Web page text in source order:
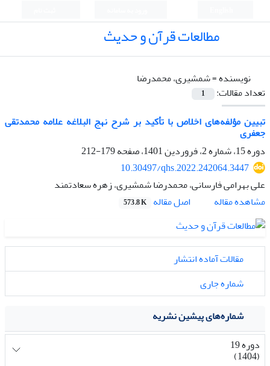
مطالعات قرآن و حدیث
نویسنده =شمشیری، محمدرضا
تعداد مقالات:
1
تبیین مؤلفه‌های اخلاص با تأکید بر شرح نهج‌ البلاغه علامه محمدتقی
جعفری
دوره 15، شماره 2، فروردین 1401، صفحه
179-212
10.30497/qhs.2022.242064.3447
علی بهرامی فارسانی، محمدرضا شمشیری، زهره سعادتمند
مشاهده مقاله
اصل مقاله 573.8 K
مقالات آماده انتشار
شماره جاری
شماره‌های پیشین نشریه
دوره 19
(1404)